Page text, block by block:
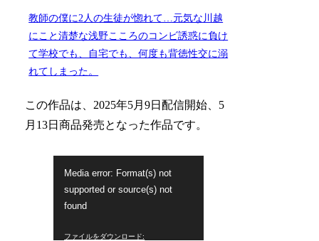
教師の僕に2人の生徒が惚れて…元気な川越
にこと清楚な浅野こころのコンビ誘惑に負け
て学校でも、自宅でも、何度も背徳性交に溺
れてしまった。
この作品は、2025年5月9日配信開始、5
月13日商品発売となった作品です。
プ
Media error: Format(s) not
supported or source(s) not
found
ファイルをダウンロード: